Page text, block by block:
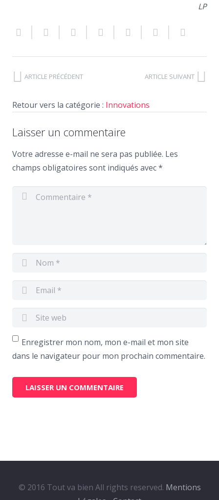
LP
ARTICLE PRÉCÉDENT ARTICLE SUIVANT
Retour vers la catégorie : Innovations
Laisser un commentaire
Votre adresse e-mail ne sera pas publiée. Les
champs obligatoires sont indiqués avec*
Enregistrer mon nom, mon e-mail et mon site
dans le navigateur pour mon prochain commentaire.
© 2016 Tout va bien All rights reserved. Mentions